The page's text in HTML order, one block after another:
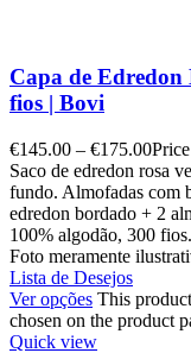
Capa de
fios | Bovi
€145.00 – €175.00
Saco de edredon rosa
fundo. Almofadas com
edredon bordado + 2
100% algodão, 300
Foto meramente
Lista de Desejos
Ver opções This
chosen on the product
Quick view